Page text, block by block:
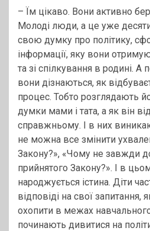
– Їм цікаво. Вони активно
Молоді люди, а це уже
свою думку про політику,
інформації, яку вони
та зі спілкування в родині. А
вони дізнаються, як
процес. Тобто розглядають
думки мами і тата, а як він
справжньому. І в них
не можна все змінити
Закону?», «Чому не завжди
прийнятого Закону?». І в
народжується істина. Діти
відповіді на свої
охопити в межах
починають дивитися на